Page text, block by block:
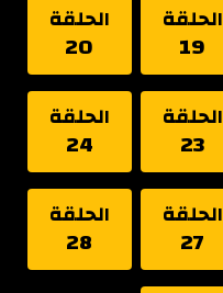
الحلقة
19
الحلقة
20
الحلقة
23
الحلقة
24
الحلقة
27
الحلقة
28